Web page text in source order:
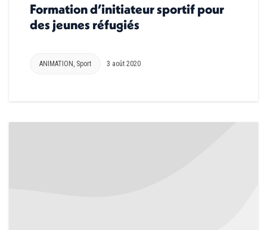
Formation d’initiateur sportif pour
des jeunes réfugiés
ANIMATION , Sport 3 août 2020